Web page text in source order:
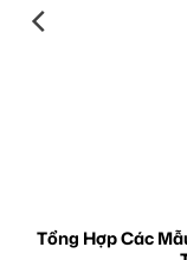
Tổng Hợp Các